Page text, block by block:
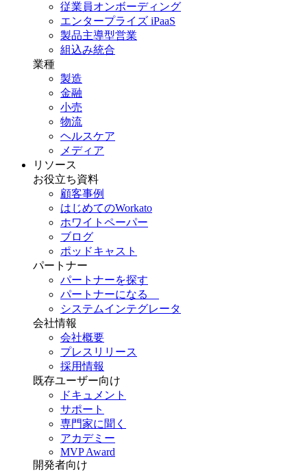
従業員オンボーディング
エンタープライズ iPaaS
製品主導型営業
組込み統合
業種
製造
金融
小売
物流
ヘルスケア
メディア
リソース
お役立ち資料
顧客事例
はじめてのWorkato
ホワイトペーパー
ブログ
ポッドキャスト
パートナー
パートナーを探す
パートナーになる
システムインテグレータ
会社情報
会社概要
プレスリリース
採用情報
既存ユーザー向け
ドキュメント
サポート
専門家に聞く
アカデミー
MVP Award
開発者向け